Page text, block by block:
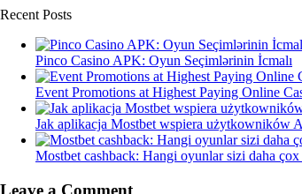
Recent Posts
Pinco Casino APK: Oyun Seçimlərinin İcmalı
Event Promotions at Highest Paying Online
Jak aplikacja Mostbet wspiera użytkowników
Mostbet cashback: Hangi oyunlar sizi daha çox
Leave a Comment